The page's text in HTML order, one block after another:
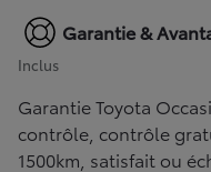
Garantie &
Inclus
Garantie Toyota
contrôle, contrôle
1500km, satisfait ou